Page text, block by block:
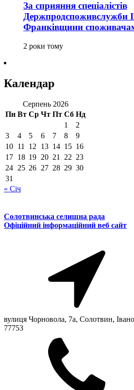
За сприяння спеціалістів
Держпродспоживслужби
Франківщини
2 роки тому
Календар
Серпень 2026
Пн Вт Ср Чт Пт Сб Нд
1
2
3
4 5 6 7 8
9
10 11 12 13 14 15 16
17 18 19 20 21 22 23
24 25 26 27 28 29 30
31
« Січ
Солотвинська селищна рада
Офіційний інформаційний веб сайт
вулиця Чорновола, 7a, Солотвин,
77753